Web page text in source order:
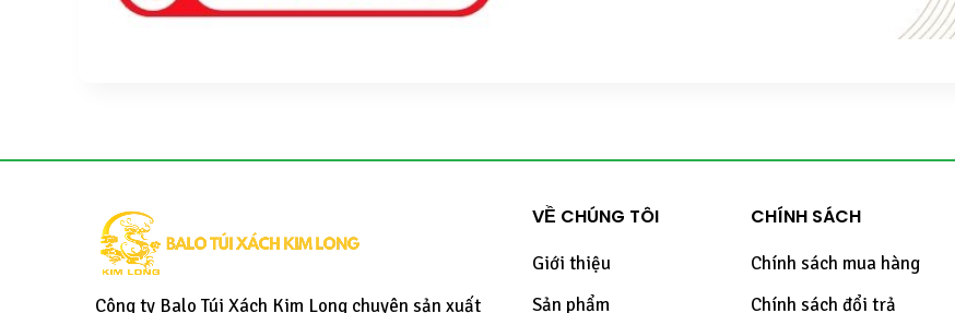
Công ty Balo Túi Xách Kim Long chuyên sản xuất
VỀ CHÚNG TÔI
Giới thiệu
Sản phẩm
CHÍNH SÁCH
Chính sách mua hàng
Chính sách đổi trả